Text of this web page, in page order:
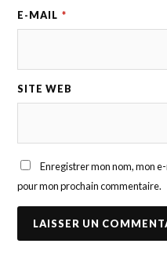
E-MAIL *
SITE WEB
Enregistrer mon nom, mon
pour mon prochain commentaire.